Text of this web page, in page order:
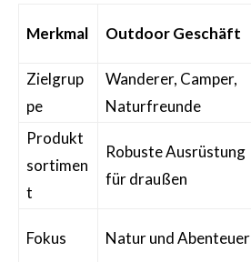
Merkmal Outdoor Geschäft
Zielgrup
pe
Wanderer, Camper,
Naturfreunde
Produkt
sortimen
t
Robuste Ausrüstung
für draußen
Fokus Natur und Abenteuer